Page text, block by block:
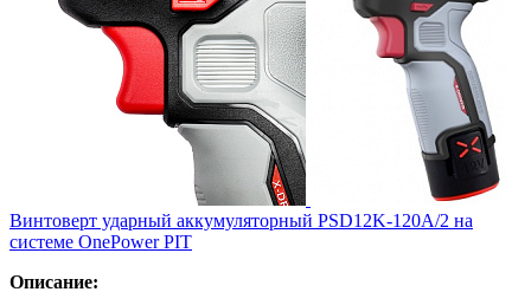
Винтоверт ударный аккумуляторный PSD12K-120A/2 на
системе OnePower PIT
Описание: